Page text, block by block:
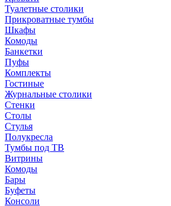
Туалетные столики
Прикроватные тумбы
Шкафы
Комоды
Банкетки
Пуфы
Комплекты
Гостиные
Журнальные столики
Стенки
Столы
Стулья
Полукресла
Тумбы под ТВ
Витрины
Комоды
Бары
Буфеты
Консоли